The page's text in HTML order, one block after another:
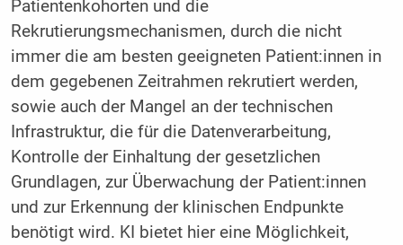
Patientenkohorten und die
Rekrutierungsmechanismen, durch die nicht
immer die am besten geeigneten Patient:innen in
dem gegebenen Zeitrahmen rekrutiert werden,
sowie auch der Mangel an der technischen
Infrastruktur, die für die Datenverarbeitung,
Kontrolle der Einhaltung der gesetzlichen
Grundlagen, zur Überwachung der Patient:innen
und zur Erkennung der klinischen Endpunkte
benötigt wird. KI bietet hier eine Möglichkeit,